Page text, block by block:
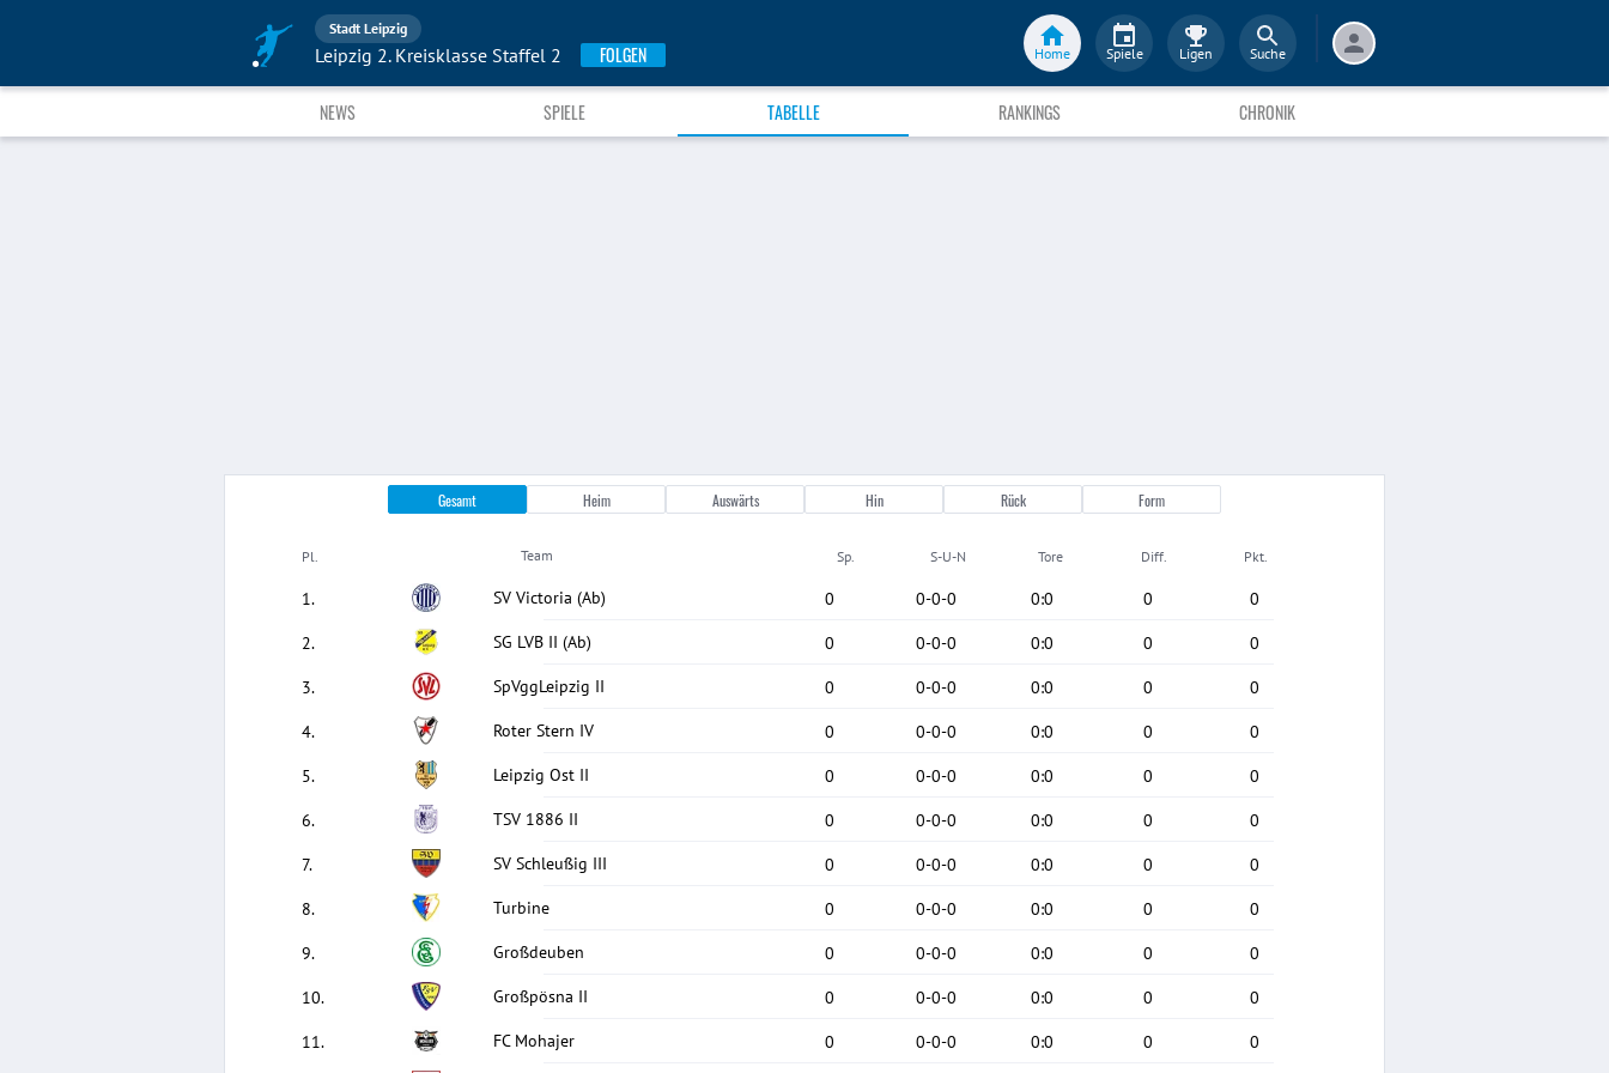
Stadt Leipzig
Leipzig 2. Kreisklasse Staffel 2 FOLGEN Home Spiele Ligen Suche
NEWS SPIELE TABELLE RANKINGS CHRONIK
Gesamt Heim Auswärts Hin Rück Form
Pl. Team Sp. S-U-N Tore Diff. Pkt.
1. SV Victoria (Ab) 0 0-0-0 0:0 0 0
2. SG LVB II (Ab) 0 0-0-0 0:0 0 0
3. SpVggLeipzig II 0 0-0-0 0:0 0 0
4. Roter Stern IV 0 0-0-0 0:0 0 0
5. Leipzig Ost II 0 0-0-0 0:0 0 0
6. TSV 1886 II 0 0-0-0 0:0 0 0
7. SV Schleußig III 0 0-0-0 0:0 0 0
8. Turbine 0 0-0-0 0:0 0 0
9. Großdeuben 0 0-0-0 0:0 0 0
10. Großpösna II 0 0-0-0 0:0 0 0
11. FC Mohajer 0 0-0-0 0:0 0 0